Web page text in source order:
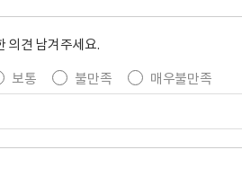
의견 남겨주세요.
보통 불만족
매우불만족